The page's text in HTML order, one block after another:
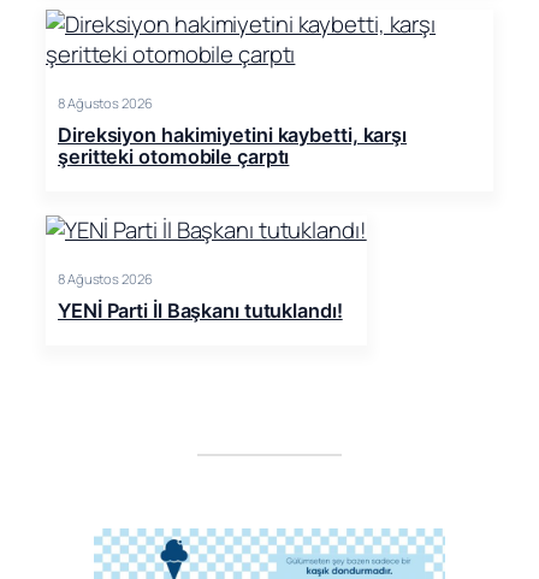
8 Ağustos 2026
Direksiyon hakimiyetini kaybetti, karşı
şeritteki otomobile çarptı
8 Ağustos 2026
YENİ Parti İl Başkanı tutuklandı!